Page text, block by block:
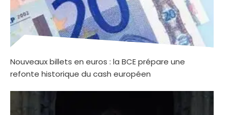
Nouveaux billets en euros : la BCE prépare une
refonte historique du cash européen